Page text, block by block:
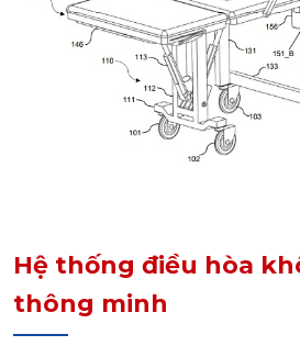
Hệ thống điều hòa
thông minh